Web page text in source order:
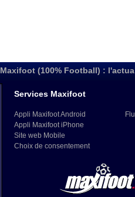
Maxifoot (100% Football) :
Services Maxifoot
Appli Maxifoot Android
Appli Maxifoot iPhone
Site web Mobile
Choix de consentement